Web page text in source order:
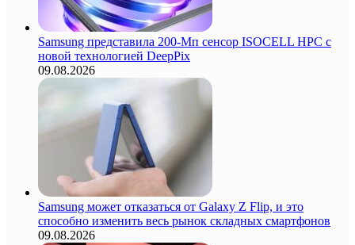
Samsung представила 200-Мп сенсор ISOCELL HPC с
новой технологией DeepPix
09.08.2026
Samsung может отказаться от Galaxy Z Flip, и это
способно изменить весь рынок складных смартфонов
09.08.2026